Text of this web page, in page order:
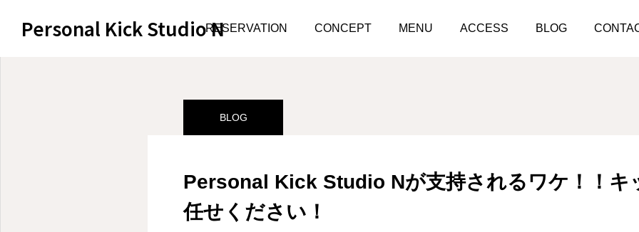
Personal Kick Studio NRESERVATION CONCEPT MENU ACCESS BLOG
サンプルページ BLOG Personal Kick Studio Nが支持されるワケ！！キックやるならお任せ
BLOG
Personal Kick Studio Nが支持されるワケ！！キ
任せください！